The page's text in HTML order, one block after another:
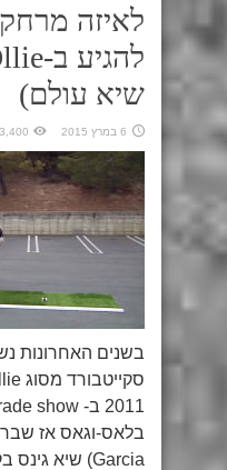
לאיזה
שיא עולם)
6 במרץ 2015 3,400 צפיות